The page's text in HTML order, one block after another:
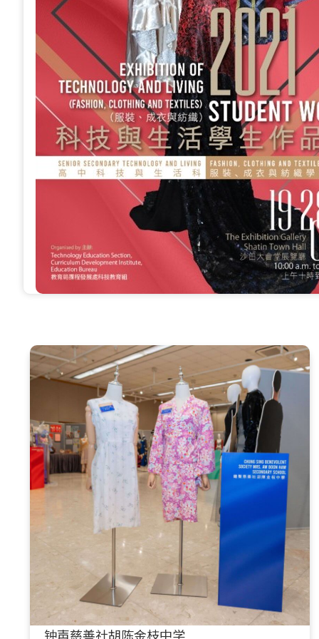
钟声慈善社胡陈金枝中学